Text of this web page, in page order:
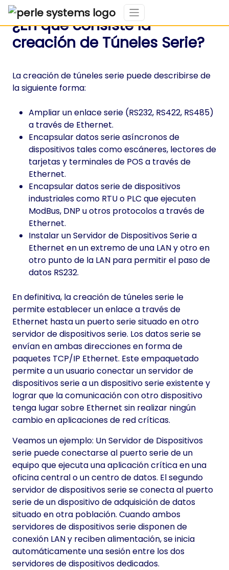
¿En qué consiste la
creación de Túneles Serie?
La creación de túneles serie puede describirse de
la siguiente forma:
Ampliar un enlace serie (RS232, RS422, RS485)
a través de Ethernet.
Encapsular datos serie asíncronos de
dispositivos tales como escáneres, lectores de
tarjetas y terminales de POS a través de
Ethernet.
Encapsular datos serie de dispositivos
industriales como RTU o PLC que ejecuten
ModBus, DNP u otros protocolos a través de
Ethernet.
Instalar un Servidor de Dispositivos Serie a
Ethernet en un extremo de una LAN y otro en
otro punto de la LAN para permitir el paso de
datos RS232.
En definitiva, la creación de túneles serie le
permite establecer un enlace a través de
Ethernet hasta un puerto serie situado en otro
servidor de dispositivos serie. Los datos serie se
envían en ambas direcciones en forma de
paquetes TCP/IP Ethernet. Este empaquetado
permite a un usuario conectar un servidor de
dispositivos serie a un dispositivo serie existente y
lograr que la comunicación con otro dispositivo
tenga lugar sobre Ethernet sin realizar ningún
cambio en aplicaciones de red críticas.
Veamos un ejemplo: Un Servidor de Dispositivos
serie puede conectarse al puerto serie de un
equipo que ejecuta una aplicación crítica en una
oficina central o un centro de datos. El segundo
servidor de dispositivos serie se conecta al puerto
serie de un dispositivo de adquisición de datos
situado en otra población. Cuando ambos
servidores de dispositivos serie disponen de
conexión LAN y reciben alimentación, se inicia
automáticamente una sesión entre los dos
servidores de dispositivos dedicados.